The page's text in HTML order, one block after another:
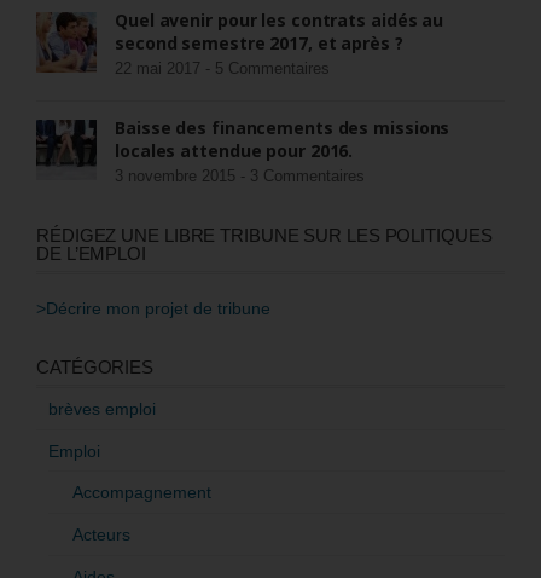
Quel avenir pour les contrats aidés au
second semestre 2017, et après ?
22 mai 2017 - 5 Commentaires
Baisse des financements des missions
locales attendue pour 2016.
3 novembre 2015 - 3 Commentaires
RÉDIGEZ UNE LIBRE TRIBUNE SUR LES POLITIQUES
DE L’EMPLOI
>Décrire mon projet de tribune
CATÉGORIES
brèves emploi
Emploi
Accompagnement
Acteurs